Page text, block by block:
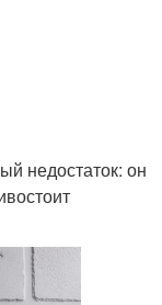
недостаток: он